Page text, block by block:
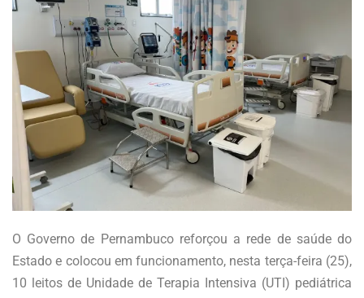
O Governo de Pernambuco reforçou a rede de saúde do
Estado e colocou em funcionamento, nesta terça-feira (25),
10 leitos de Unidade de Terapia Intensiva (UTI) pediátrica